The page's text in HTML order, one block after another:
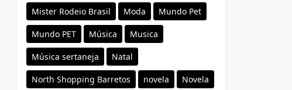
Mister Rodeio Brasil Moda Mundo Pet
Mundo PET Música Musica
Música sertaneja Natal
North Shopping Barretos novela Novela